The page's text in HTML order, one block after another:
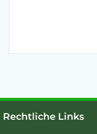
Rechtliche Links